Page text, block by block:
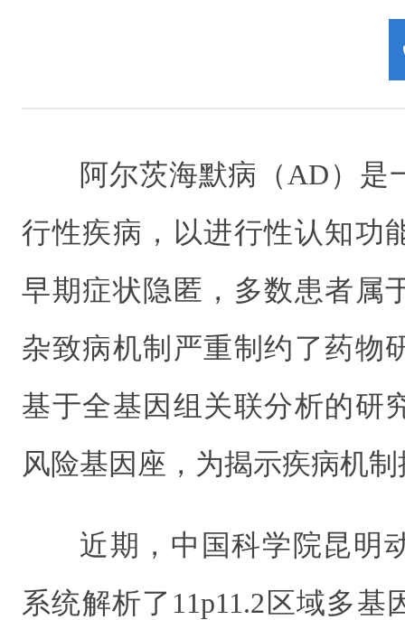
阿尔茨海默病（AD）是
行性疾病，以进行性认知功
早期症状隐匿，多数患者属
杂致病机制严重制约了药物
基于全基因组关联分析的研
风险基因座，为揭示疾病机
近期，中国科学院昆明
系统解析了11p11.2区域多